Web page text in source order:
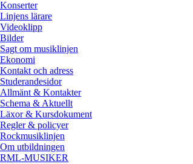
Konserter
Linjens lärare
Videoklipp
Bilder
Sagt om musiklinjen
Ekonomi
Kontakt och adress
Studerandesidor
Allmänt & Kontakter
Schema & Aktuellt
Läxor & Kursdokument
Regler & policyer
Rockmusiklinjen
Om utbildningen
RML-MUSIKER